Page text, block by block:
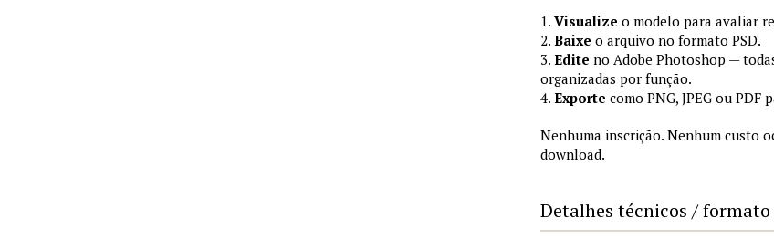
1. Visualize o modelo para avaliar
2. Baixe o arquivo no formato PSD.
3. Edite no Adobe Photoshop —
organizadas por função.
4. Exporte como PNG, JPEG ou
Nenhuma inscrição. Nenhum custo
download.
Detalhes técnicos /